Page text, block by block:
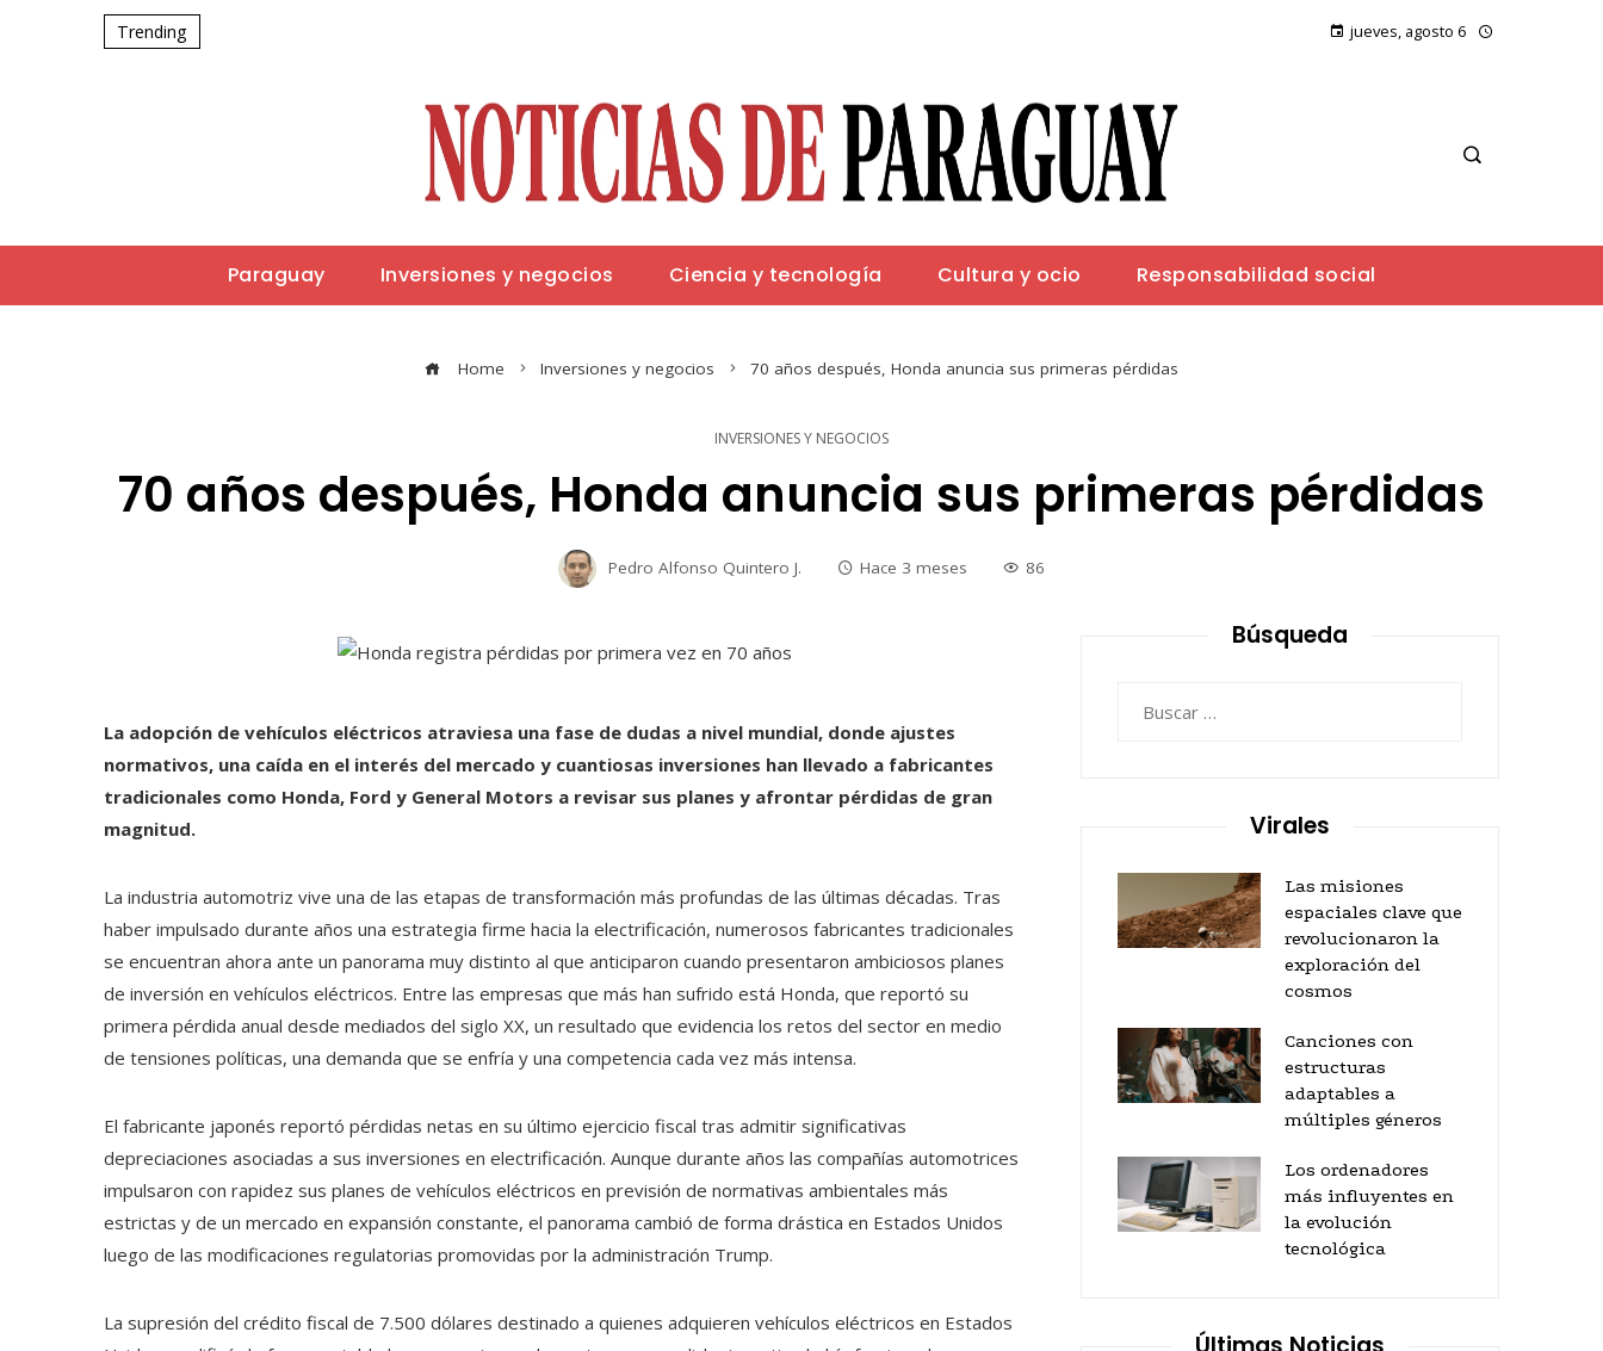
Trending jueves, agosto 6
Paraguay Inversiones y negocios Ciencia y tecnología Cultura y ocio Responsabilidad social
Home Inversiones y negocios 70 años después, Honda anuncia sus primeras pérdidas
INVERSIONES Y NEGOCIOS
70 años después, Honda anuncia sus primeras pérdidas
Pedro Alfonso Quintero J. Hace 3 meses 86
La adopción de vehículos eléctricos atraviesa una fase de dudas a nivel mundial, donde ajustes
normativos, una caída en el interés del mercado y cuantiosas inversiones han llevado a fabricantes
tradicionales como Honda, Ford y General Motors a revisar sus planes y afrontar pérdidas de gran
magnitud.
La industria automotriz vive una de las etapas de transformación más profundas de las últimas décadas. Tras
haber impulsado durante años una estrategia firme hacia la electrificación, numerosos fabricantes tradicionales
se encuentran ahora ante un panorama muy distinto al que anticiparon cuando presentaron ambiciosos planes
de inversión en vehículos eléctricos. Entre las empresas que más han sufrido está Honda, que reportó su
primera pérdida anual desde mediados del siglo XX, un resultado que evidencia los retos del sector en medio
de tensiones políticas, una demanda que se enfría y una competencia cada vez más intensa.
El fabricante japonés reportó pérdidas netas en su último ejercicio fiscal tras admitir significativas
depreciaciones asociadas a sus inversiones en electrificación. Aunque durante años las compañías automotrices
impulsaron con rapidez sus planes de vehículos eléctricos en previsión de normativas ambientales más
estrictas y de un mercado en expansión constante, el panorama cambió de forma drástica en Estados Unidos
luego de las modificaciones regulatorias promovidas por la administración Trump.
La supresión del crédito fiscal de 7.500 dólares destinado a quienes adquieren vehículos eléctricos en Estados
Búsqueda
Virales
Las misiones
espaciales clave que
revolucionaron la
exploración del
cosmos
Canciones con
estructuras
adaptables a
múltiples géneros
Los ordenadores
más influyentes en
la evolución
tecnológica